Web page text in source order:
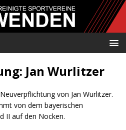
Jan Wurlitzer
von Jan Wurlitzer.
von dem bayerischen
II auf den Nocken.